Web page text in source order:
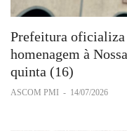
Prefeitura
homenagem à
quinta (16)
ASCOM PMI - 14/07/2026